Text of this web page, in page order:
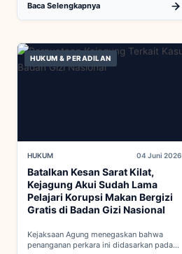
Baca Selengkapnya
HUKUM & PERADILAN
HUKUM 04 Juni 2026
Batalkan Kesan Sarat Kilat,
Kejagung Akui Sudah Lama
Pelajari Korupsi Makan Bergizi
Gratis di Badan Gizi Nasional
Kejaksaan Agung menegaskan bahwa
penanganan perkara ini didasarkan pada